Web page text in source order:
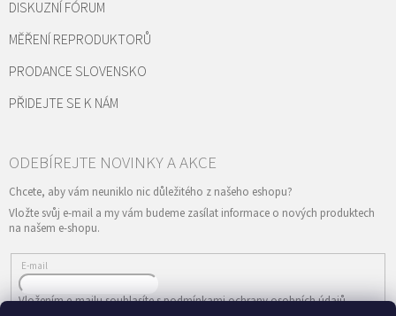
DISKUZNÍ FÓRUM
MĚŘENÍ REPRODUKTORŮ
PRODANCE SLOVENSKO
PŘIDEJTE SE K NÁM
Vložte svůj e-mail a my vám budeme zasílat informace o nových produktech
na našem e-shopu.
E-mail
Vložením e-mailu souhlasíte spodmínkami ochrany osobních údajů